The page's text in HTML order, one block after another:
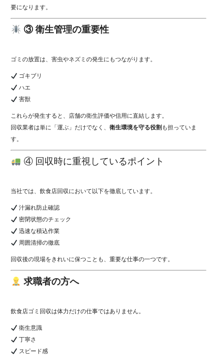
要になります。
③ 衛生管理の重要性
ゴミの放置は、害虫やネズミの発生にもつながります。
ゴキブリ
ハエ
害獣
これらが発生すると、店舗の衛生評価や信用に直結します。
回収業者は単に「運ぶ」だけでなく、衛生環境を守る役割 も担っていま
す。
④ 回収時に重視しているポイント
当社では、飲食店回収において以下を徹底しています。
汁漏れ防止確認
密閉状態のチェック
迅速な積込作業
周囲清掃の徹底
回収後の現場をきれいに保つことも、重要な仕事の一つです。
求職者の方へ
飲食店ゴミ回収は体力だけの仕事ではありません。
衛生意識
丁寧さ
スピード感